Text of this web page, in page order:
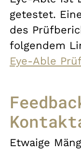
getestet.
des
folgendem
Eye-Able
Etwaige